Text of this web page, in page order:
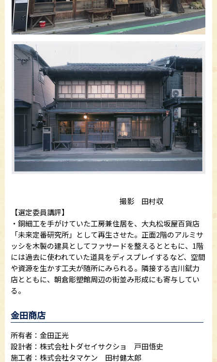
撮影 田村収
【選定委員講評】
・銅細工を手がけていた工房兼住居を、大丸松坂屋百貨店
「未来定番研究所」として再生させた。正面2階のアルミサ
ッシを木製の建具としてファサードを整えるとともに、1階
には過去に使われていた道具をディスプレイするなど、空間
や資源を生かす工夫が随所にみられる。隣接する吉川錻力
店とともに、朝倉彫塑館周辺の街並み形成にも寄与してい
る。
金田商店
所有者：金田正光
設計者：株式会社トダセイサクショ 戸田悟史
施工者：株式会社タマケン 田村健太郎